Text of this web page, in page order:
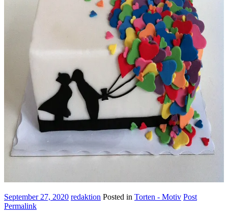
September 27, 2020 redaktion Posted in Torten - Motiv Post
Permalink